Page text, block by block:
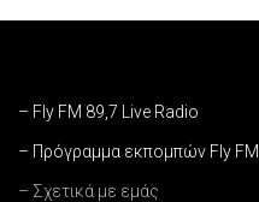
– Fly FM 89,7 Live Radio
– Πρόγραμμα εκπομπών Fly FM
– Σχετικά με εμάς